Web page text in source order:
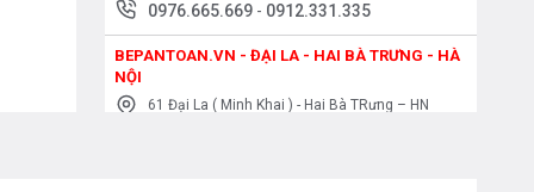
0976.665.669 - 0912.331.335
BEPANTOAN.VN - ĐẠI LA - HAI BÀ TRƯNG - HÀ
NỘI
61 Đại La ( Minh Khai ) - Hai Bà TRưng – HN